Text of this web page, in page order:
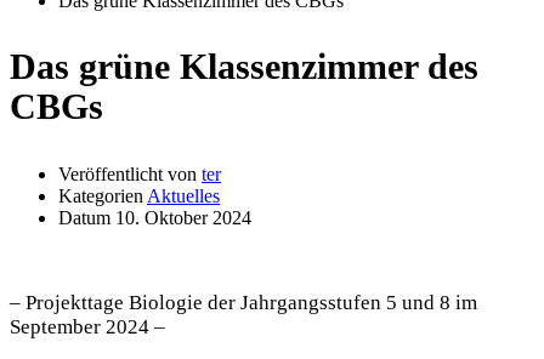
Das grüne Klassenzimmer des
CBGs
Veröffentlicht von ter
Kategorien Aktuelles
Datum 10. Oktober 2024
– Projekttage Biologie der Jahrgangsstufen 5 und 8 im
September 2024 –